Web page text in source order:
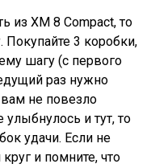
из XM 8 Compact, то
Покупайте 3 коробки,
шагу (с первого
раз нужно
вам не повезло
и тут, то
удачи. Если не
и помните, что